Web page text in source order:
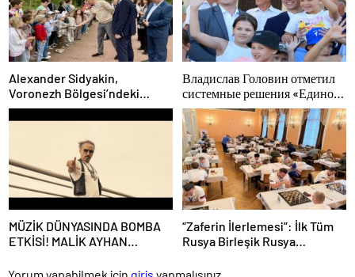
Alexander Sidyakin,
Voronezh Bölgesi’ndeki
iyileştirme projelerinin
uygulanmasını değerlendirdi
Владислав Головин отметил
системные решения «Единой
России» в поддержку
детского и молодёжного
творчества в Новодвинске
Архангельской области
MÜZİK DÜNYASINDA BOMBA
ETKİSİ! MALİK AYHAN
DÖNDÜ!
“Zaferin İlerlemesi”: İlk Tüm
Rusya Birleşik Rusya
Satrancımız”, Nizhny Tagil’de